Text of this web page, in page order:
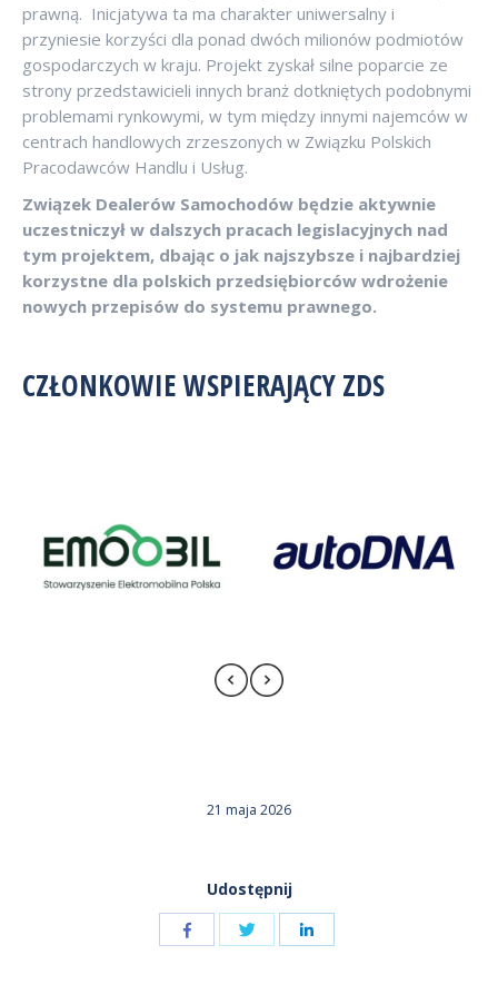
prawną. Inicjatywa ta ma charakter uniwersalny i
przyniesie korzyści dla ponad dwóch milionów podmiotów
gospodarczych w kraju. Projekt zyskał silne poparcie ze
strony przedstawicieli innych branż dotkniętych podobnymi
problemami rynkowymi, w tym między innymi najemców w
centrach handlowych zrzeszonych w Związku Polskich
Pracodawców Handlu i Usług.
Związek Dealerów Samochodów będzie aktywnie
uczestniczył w dalszych pracach legislacyjnych nad
tym projektem, dbając o jak najszybsze i najbardziej
korzystne dla polskich przedsiębiorców wdrożenie
nowych przepisów do systemu prawnego.
CZŁONKOWIE WSPIERAJĄCY ZDS
21 maja 2026
Udostępnij
Udostępnij Udostępnij